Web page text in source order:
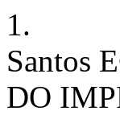
1.
Santos
DO